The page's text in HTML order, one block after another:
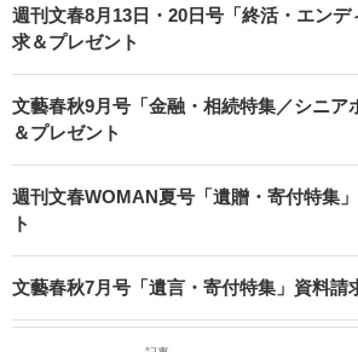
週刊文春8月13日・20日号「終活・エン
求＆プレゼント
文藝春秋9月号「金融・相続特集／シニア
＆プレゼント
週刊文春WOMAN夏号「遺贈・寄付特集
ト
文藝春秋7月号「遺言・寄付特集」資料請